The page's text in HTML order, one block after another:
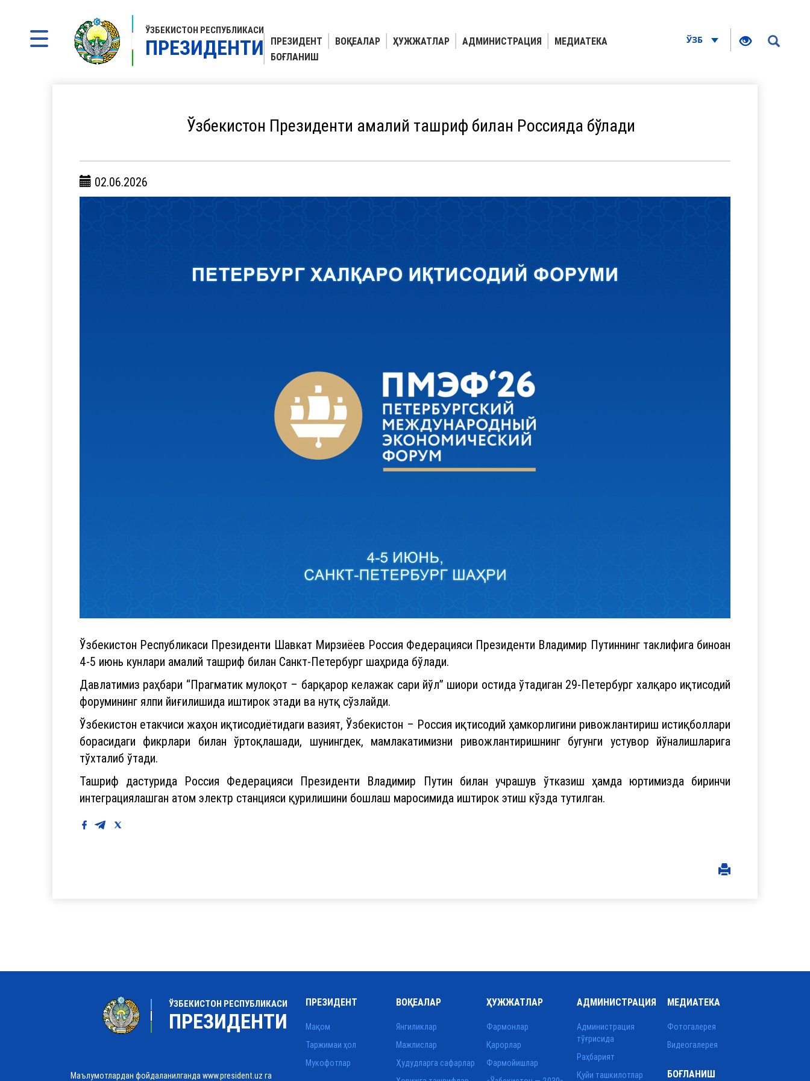
ЎЗБЕКИСТОН РЕСПУБЛИКАСИ
ПРЕЗИДЕНТИ ПРЕЗИДЕНТ ВОҚЕАЛАР ҲУЖЖАТЛАР АДМИНИСТРАЦИЯ
МЕДИАТЕКА
БОҒЛАНИШ
ЎЗБ
Ўзбекистон Президенти амалий ташриф билан Россияда бўлади
02.06.2026
Ўзбекистон Республикаси Президенти Шавкат Мирзиёев Россия Федерацияси Президенти Владимир Путиннинг таклифига биноан
4-5 июнь кунлари амалий ташриф билан Санкт-Петербург шаҳрида бўлади.
Давлатимиз раҳбари “Прагматик мулоқот – барқарор келажак сари йўл” шиори остида ўтадиган 29-Петербург халқаро иқтисодий
форумининг ялпи йиғилишида иштирок этади ва нутқ сўзлайди.
Ўзбекистон етакчиси жаҳон иқтисодиётидаги вазият, Ўзбекистон – Россия иқтисодий ҳамкорлигини ривожлантириш истиқболлари
борасидаги фикрлари билан ўртоқлашади, шунингдек, мамлакатимизни ривожлантиришнинг бугунги устувор йўналишларига
тўхталиб ўтади.
Ташриф дастурида Россия Федерацияси Президенти Владимир Путин билан учрашув ўтказиш ҳамда юртимизда биринчи
интеграциялашган атом электр станцияси қурилишини бошлаш маросимида иштирок этиш кўзда тутилган.
ЎЗБЕКИСТОН РЕСПУБЛИКАСИ
ПРЕЗИДЕНТИ
Маълумотлардан фойдаланилганда www.president.uz га
ПРЕЗИДЕНТ
Мақом
Таржимаи ҳол
Мукофотлар
ВОҚЕАЛАР
Янгиликлар
Мажлислар
Ҳудудларга сафарлар
ҲУЖЖАТЛАР
Фармонлар
Қарорлар
Фармойишлар
АДМИНИСТРАЦИЯ
Администрация
тўғрисида
Раҳбарият
Қуйи ташкилотлар
МЕДИАТЕКА
Фотогалерея
Видеогалерея
БОҒЛАНИШ